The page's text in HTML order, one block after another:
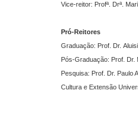
Vice-reitor: Profª. Drª.
Pró-Reitores
Graduação: Prof. Dr.
Pós-Graduação: Prof. Dr.
Pesquisa: Prof. Dr. Paulo
Cultura e Extensão